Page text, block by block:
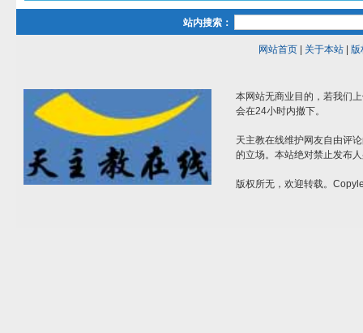
站内搜索：
网站首页| 关于本站| 版
本网站无商业目的，若我们
会在24小时内撤下。
天主教在线维护网友自由评
的立场。本站绝对禁止发布
版权所无，欢迎转载。